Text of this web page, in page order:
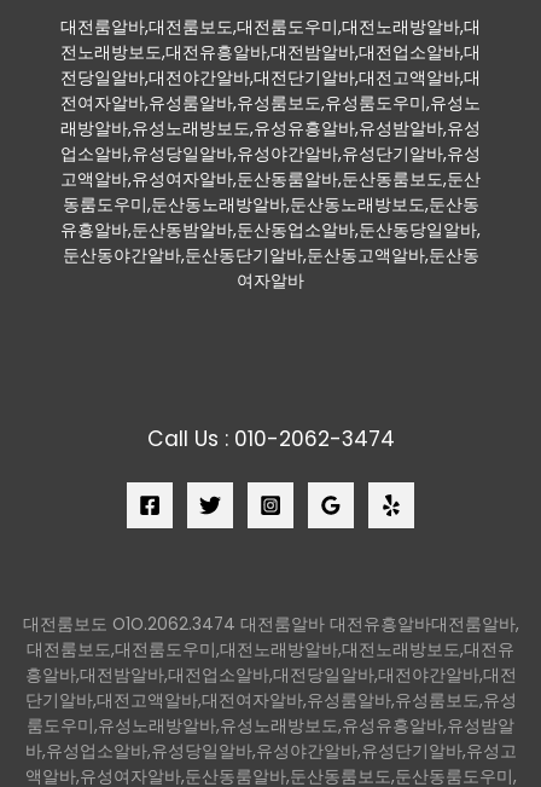
대전룸알바,대전룸보도,대전룸도우미,대전노래방알바,대
전노래방보도,대전유흥알바,대전밤알바,대전업소알바,대
전당일알바,대전야간알바,대전단기알바,대전고액알바,대
전여자알바,유성룸알바,유성룸보도,유성룸도우미,유성노
래방알바,유성노래방보도,유성유흥알바,유성밤알바,유성
업소알바,유성당일알바,유성야간알바,유성단기알바,유성
고액알바,유성여자알바,둔산동룸알바,둔산동룸보도,둔산
동룸도우미,둔산동노래방알바,둔산동노래방보도,둔산동
유흥알바,둔산동밤알바,둔산동업소알바,둔산동당일알바,
둔산동야간알바,둔산동단기알바,둔산동고액알바,둔산동
여자알바
Call Us : 010-2062-3474
대전룸보도 O1O.2062.3474 대전룸알바 대전유흥알바대전룸알바,
대전룸보도,대전룸도우미,대전노래방알바,대전노래방보도,대전유
흥알바,대전밤알바,대전업소알바,대전당일알바,대전야간알바,대전
단기알바,대전고액알바,대전여자알바,유성룸알바,유성룸보도,유성
룸도우미,유성노래방알바,유성노래방보도,유성유흥알바,유성밤알
바,유성업소알바,유성당일알바,유성야간알바,유성단기알바,유성고
액알바,유성여자알바,둔산동룸알바,둔산동룸보도,둔산동룸도우미,